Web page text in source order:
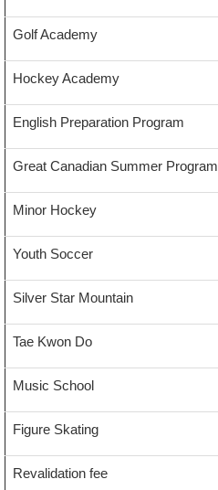
Golf Academy
Hockey Academy
English Preparation Program
Great Canadian Summer Program
Minor Hockey
Youth Soccer
Silver Star Mountain
Tae Kwon Do
Music School
Figure Skating
Revalidation fee